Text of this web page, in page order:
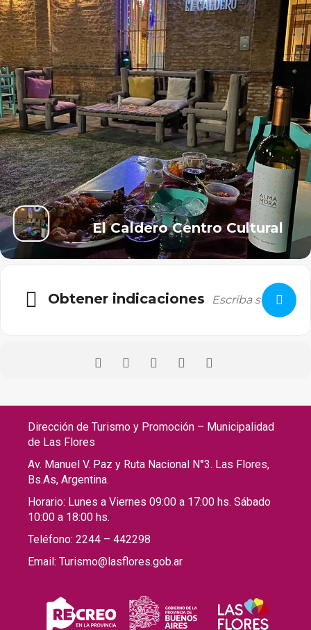
El Caldero Centro Cultural
Obtener indicaciones
Dirección de Turismo y Promoción – Municipalidad
de Las Flores
Av. Manuel V. Paz y Ruta Nacional N°3. Las Flores,
Bs.As, Argentina.
Horario: Lunes a Viernes 09:00 a 17:00 hs. Sábado
10:00 a 18:00 hs.
Teléfono: 2244 – 442298
Email: Turismo@lasflores.gob.ar